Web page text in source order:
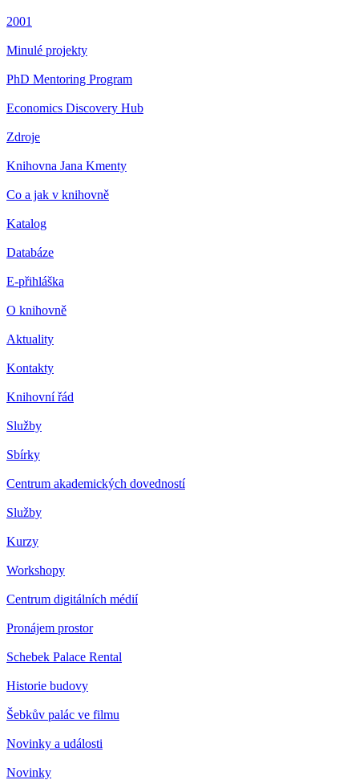
2001
Minulé projekty
PhD Mentoring Program
Economics Discovery Hub
Zdroje
Knihovna Jana Kmenty
Co a jak v knihovně
Katalog
Databáze
E-přihláška
O knihovně
Aktuality
Kontakty
Knihovní řád
Služby
Sbírky
Centrum akademických dovedností
Služby
Kurzy
Workshopy
Centrum digitálních médií
Pronájem prostor
Schebek Palace Rental
Historie budovy
Šebkův palác ve filmu
Novinky a události
Novinky